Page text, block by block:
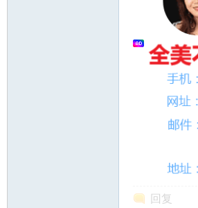
回复